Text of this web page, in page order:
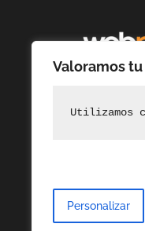
Valoramos
Utilizamos
Personalizar